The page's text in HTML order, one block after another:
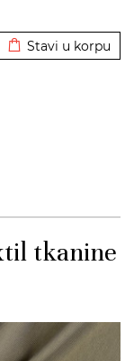
Stavi u korpu
tkanine